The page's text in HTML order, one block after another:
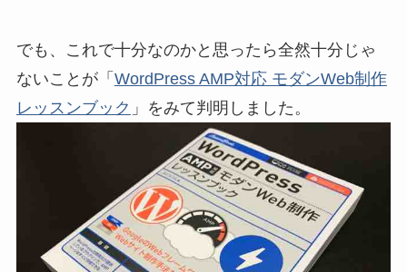
でも、これで十分なのかと思ったら全然十分じゃ
ないことが「 WordPress AMP対応 モダンWeb制作
レッスンブック 」をみて判明しました。